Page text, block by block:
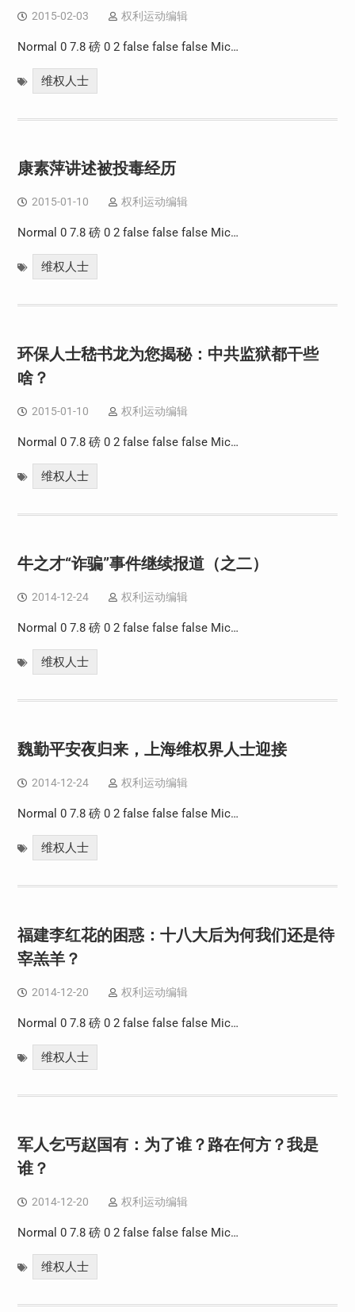
2015-02-03 权利运动编辑
Normal 0 7.8 磅 0 2 false false false Mic…
维权人士
康素萍讲述被投毒经历
2015-01-10 权利运动编辑
Normal 0 7.8 磅 0 2 false false false Mic…
维权人士
环保人士嵇书龙为您揭秘：中共监狱都干些
啥？
2015-01-10 权利运动编辑
Normal 0 7.8 磅 0 2 false false false Mic…
维权人士
牛之才“诈骗”事件继续报道（之二）
2014-12-24 权利运动编辑
Normal 0 7.8 磅 0 2 false false false Mic…
维权人士
魏勤平安夜归来，上海维权界人士迎接
2014-12-24 权利运动编辑
Normal 0 7.8 磅 0 2 false false false Mic…
维权人士
福建李红花的困惑：十八大后为何我们还是待
宰羔羊？
2014-12-20 权利运动编辑
Normal 0 7.8 磅 0 2 false false false Mic…
维权人士
军人乞丐赵国有：为了谁？路在何方？我是
谁？
2014-12-20 权利运动编辑
Normal 0 7.8 磅 0 2 false false false Mic…
维权人士